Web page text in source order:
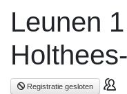
Leunen
Registratie gesloten